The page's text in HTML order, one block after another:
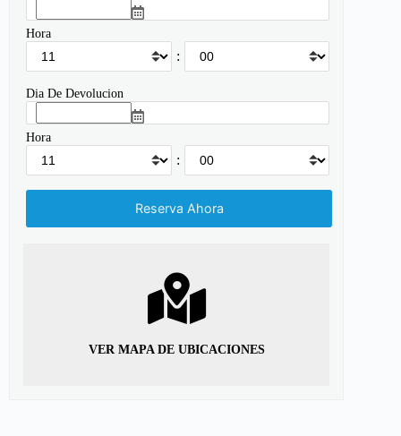
Hora
:
Dia De Devolucion
Hora
:
VER MAPA DE UBICACIONES